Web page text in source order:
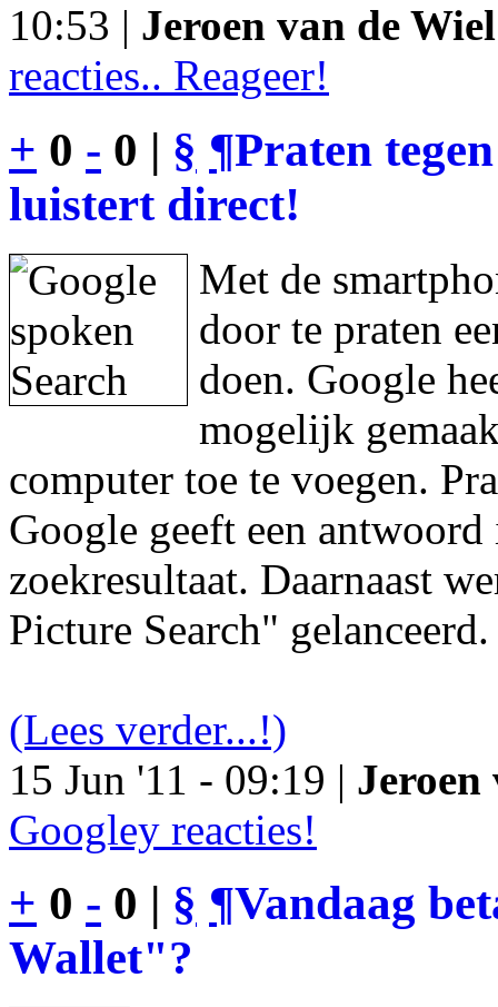
10:53 | Jeroen van de Wiel
reacties.. Reageer!
+ 0 - 0 | § ¶Praten
luistert direct!
Met de
door te praten
doen. Google
mogelijk
computer toe te voegen.
Google geeft een
zoekresultaat. Daarnaast
Picture Search" gelanceerd.
(Lees verder...!)
15 Jun '11 - 09:19 | Jeroen
Googley reacties!
+ 0 - 0 | § ¶Vandaag
Wallet"?